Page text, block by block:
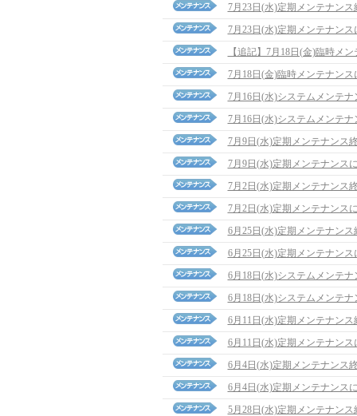
7月23日(水)定期メンテナン
7月23日(水)定期メンテナンス
【追記】7月18日(金)臨時メ
7月18日(金)臨時メンテナンス
7月16日(水)システムメンテ
7月16日(水)システムメンテナ
7月9日(水)定期メンテナンス
7月9日(水)定期メンテナンス
7月2日(水)定期メンテナンス
7月2日(水)定期メンテナンス
6月25日(水)定期メンテナン
6月25日(水)定期メンテナンス
6月18日(水)システムメンテ
6月18日(水)システムメンテナ
6月11日(水)定期メンテナン
6月11日(水)定期メンテナンス
6月4日(水)定期メンテナンス
6月4日(水)定期メンテナンス
5月28日(水)定期メンテナン